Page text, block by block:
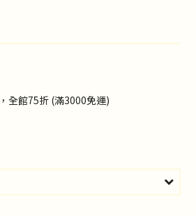
全館75折 (滿3000免運)